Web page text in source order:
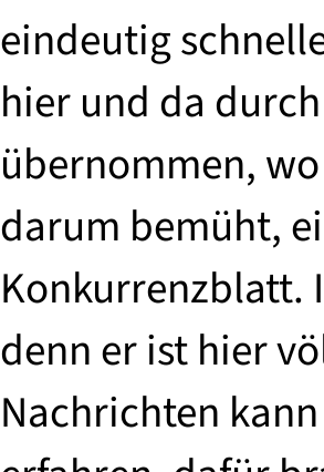
eindeutig
hier und da
übernommen,
darum bemüht,
Konkurrenzblatt.
denn er ist hier
Nachrichten